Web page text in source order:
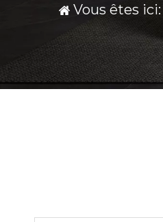
Vous êtes ici: